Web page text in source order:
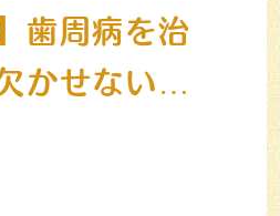
歯周病を治
かせない